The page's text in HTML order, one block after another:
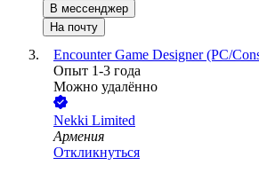
В мессенджер
На почту
Encounter Game Designer (PC/
Опыт 1-3 года
Можно удалённо
Nekki Limited
Армения
Откликнуться